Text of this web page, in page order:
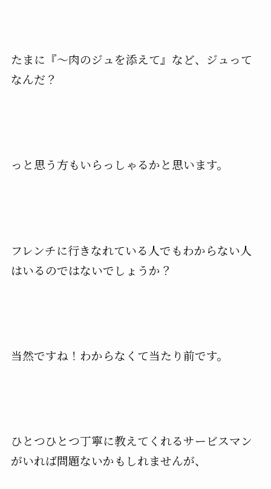
たまに『～肉のジュを添えて』など、ジュって
なんだ？
っと思う方もいらっしゃるかと思います。
フレンチに行きなれている人でもわからない人
はいるのではないでしょうか？
当然ですね！わからなくて当たり前です。
ひとつひとつ丁寧に教えてくれるサービスマン
がいれば問題ないかもしれませんが、